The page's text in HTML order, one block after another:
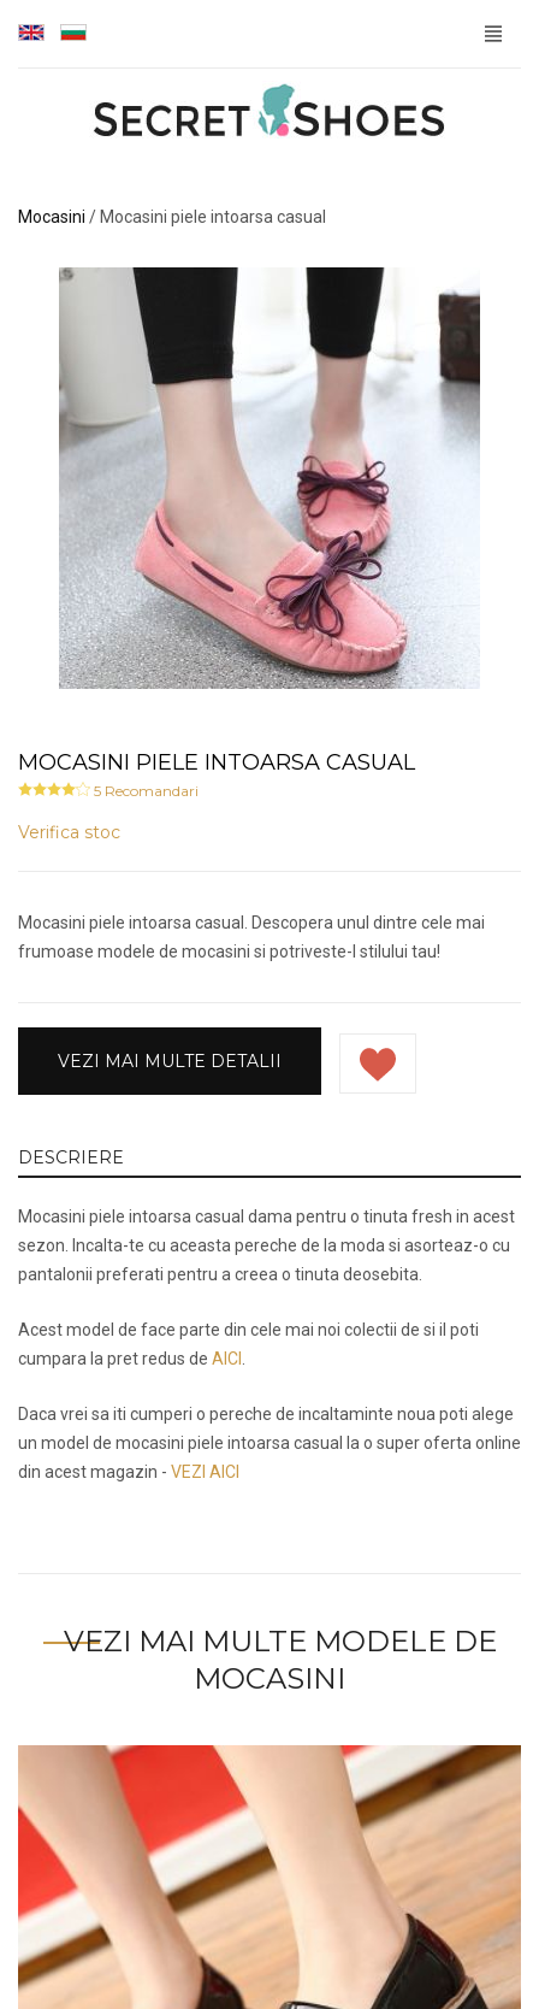
Mocasini / Mocasini piele intoarsa casual
MOCASINI PIELE INTOARSA CASUAL
5 Recomandari
Verifica stoc
Mocasini piele intoarsa casual. Descopera unul dintre cele mai
frumoase modele de mocasini si potriveste-l stilului tau!
VEZI MAI MULTE DETALII
DESCRIERE
Mocasini piele intoarsa casual dama pentru o tinuta fresh in acest
sezon. Incalta-te cu aceasta pereche de la moda si asorteaz-o cu
pantalonii preferati pentru a creea o tinuta deosebita.
Acest model de face parte din cele mai noi colectii de si il poti
cumpara la pret redus de AICI
Daca vrei sa iti cumperi o pereche de incaltaminte noua poti alege
un model de mocasini piele intoarsa casual la o super oferta online
din acest magazin - VEZI AICI
VEZI MAI MULTE MODELE DE
MOCASINI